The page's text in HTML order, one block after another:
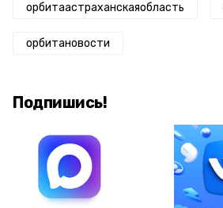
орбитаастраханскаяобласть
орбитановости
Подпишись!